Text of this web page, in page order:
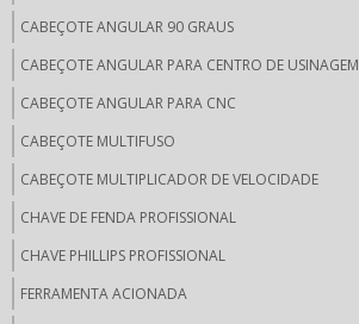
CABEÇOTE ANGULAR 90 GRAUS
CABEÇOTE ANGULAR PARA CENTRO DE USINAGEM
CABEÇOTE ANGULAR PARA CNC
CABEÇOTE MULTIFUSO
CABEÇOTE MULTIPLICADOR DE VELOCIDADE
CHAVE DE FENDA PROFISSIONAL
CHAVE PHILLIPS PROFISSIONAL
FERRAMENTA ACIONADA